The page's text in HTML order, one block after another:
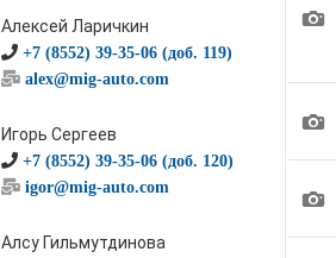
Алексей Ларичкин
+7 (8552) 39-35-06 (доб. 119)
alex@mig-auto.com
Игорь Сергеев
+7 (8552) 39-35-06 (доб. 120)
igor@mig-auto.com
Алсу Гильмутдинова
1
1
1